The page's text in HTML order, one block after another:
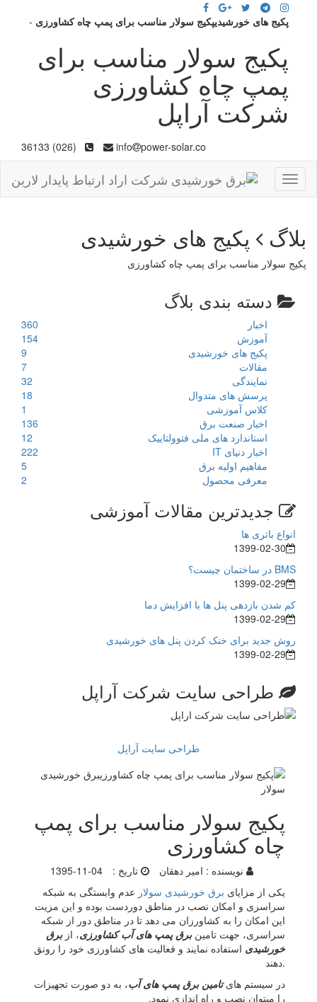
پکیج های خورشیدیپکیج سولار مناسب برای پمپ چاه کشاورزی -
پکیج سولار مناسب برای
پمپ چاه کشاورزی
شرکت آراپل
info power-solar.co
(026) 36133
Toggle
navigation
بلاگ پکیج های خورشیدی
پکیج سولار مناسب برای پمپ چاه کشاورزی
دسته بندی بلاگ
اخبار
360
آموزش
154
پکیج های خورشیدی
9
مقالات
7
نمایندگی
32
پرسش های متدوال
18
کلاس آموزشی
1
اخبار صنعت برق
136
استاندارد های ملی فتوولتاییک
12
اخبار دنیای IT
222
مفاهیم اولیه برق
5
معرفی محصول
2
جدیدترین مقالات آموزشی
انواع باتری ها
1399-02-30
BMS در ساختمان چیست؟
1399-02-29
کم شدن بازدهی پنل ها با افزایش دما
1399-02-29
روش جدید برای خنک کردن پنل های خورشیدی
1399-02-29
طراحی سایت شرکت آراپل
طراحی سایت آراپل
پکیج سولار مناسب برای پمپ
چاه کشاورزی
نویسنده : امیر دهقان تاریخ :
1395-11-04
یکی از مزایای برق خورشیدی سولار عدم وابستگی به شبکه
سراسری و امکان نصب در مناطق دوردست بوده و این مزیت
این امکان را به کشاورزان می دهد تا در مناطق دور از شبکه
سراسری، جهت تامینبرق پمپ های آب کشاورزی، ازبرق
خورشیدی استفاده نمایند و فعالیت های کشاورزی خود را رونق
دهند.
در سیستم هایتامین برق پمپ های آب، به دو صورت تجهیزات
را میتوان نصب و راه اندازی نمود.